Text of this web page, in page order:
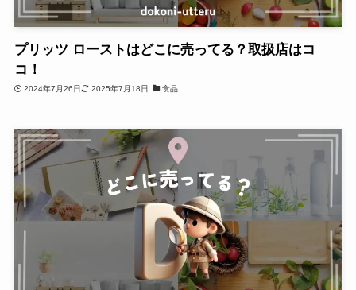
プリッツ ローストはどこに売ってる？取扱店はコ
コ！
2024年7月26日 2025年7月18日 食品